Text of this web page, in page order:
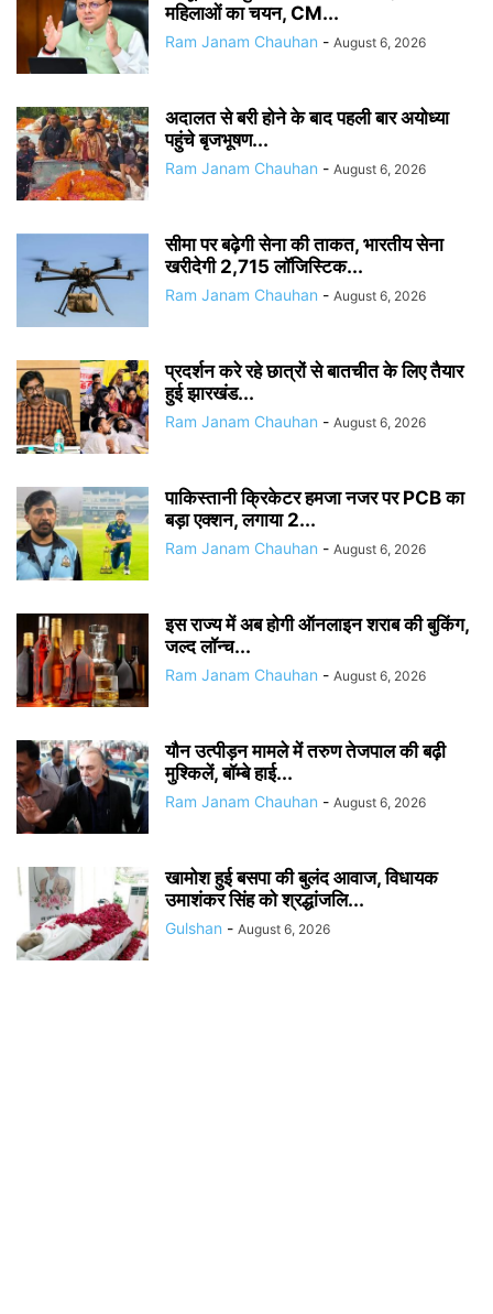
महिलाओं का चयन, CM...
Ram Janam Chauhan - August 6, 2026
अदालत से बरी होने के बाद पहली बार अयोध्या
पहुंचे बृजभूषण...
Ram Janam Chauhan - August 6, 2026
सीमा पर बढ़ेगी सेना की ताकत, भारतीय सेना
खरीदेगी 2,715 लॉजिस्टिक...
Ram Janam Chauhan - August 6, 2026
प्रदर्शन करे रहे छात्रों से बातचीत के लिए तैयार
हुई झारखंड...
Ram Janam Chauhan - August 6, 2026
पाकिस्तानी क्रिकेटर हमजा नजर पर PCB का
बड़ा एक्शन, लगाया 2...
Ram Janam Chauhan - August 6, 2026
इस राज्य में अब होगी ऑनलाइन शराब की बुकिंग,
जल्द लॉन्च...
Ram Janam Chauhan - August 6, 2026
यौन उत्पीड़न मामले में तरुण तेजपाल की बढ़ी
मुश्किलें, बॉम्बे हाई...
Ram Janam Chauhan - August 6, 2026
खामोश हुई बसपा की बुलंद आवाज, विधायक
उमाशंकर सिंह को श्रद्धांजलि...
Gulshan - August 6, 2026